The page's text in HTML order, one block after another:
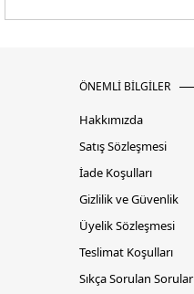
ÖNEMLİ BİLGİLER
Hakkımızda
Satış Sözleşmesi
İade Koşulları
Gizlilik ve Güvenlik
Üyelik Sözleşmesi
Teslimat Koşulları
Sıkça Sorulan Sorular